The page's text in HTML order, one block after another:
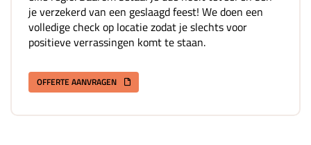
je verzekerd van een geslaagd feest! We doen een
volledige check op locatie zodat je slechts voor
positieve verrassingen komt te staan.
OFFERTE AANVRAGEN